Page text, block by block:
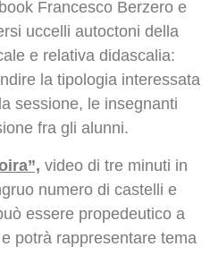
Francesco Berzero e
uccelli autoctoni della
e relativa didascalia:
la tipologia interessata
sessione, le insegnanti
fra gli alunni.
video di tre minuti in
numero di castelli e
essere propedeutico a
potrà rappresentare tema